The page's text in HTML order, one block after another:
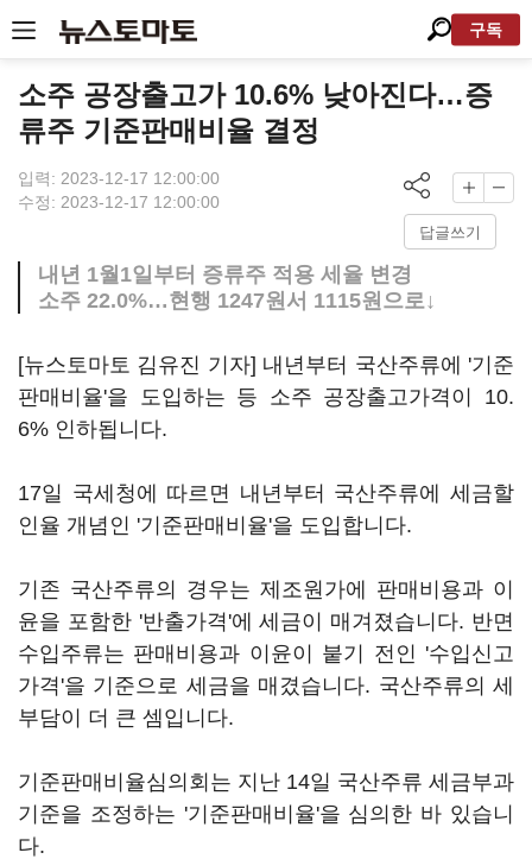
구독
소주 공장출고가 10.6% 낮아진다…증
류주 기준판매비율 결정
입력: 2023-12-17 12:00:00
수정: 2023-12-17 12:00:00
답글쓰기
내년 1월1일부터 증류주 적용 세율 변경
소주 22.0%…현행 1247원서 1115원으로↓
[뉴스토마토 김유진 기자] 내년부터 국산주류에 '기준
판매비율'을 도입하는 등 소주 공장출고가격이 10.
6% 인하됩니다.
17일 국세청에 따르면 내년부터 국산주류에 세금할
인율 개념인 '기준판매비율'을 도입합니다.
기존 국산주류의 경우는 제조원가에 판매비용과 이
윤을 포함한 '반출가격'에 세금이 매겨졌습니다. 반면
수입주류는 판매비용과 이윤이 붙기 전인 '수입신고
가격'을 기준으로 세금을 매겼습니다. 국산주류의 세
부담이 더 큰 셈입니다.
기준판매비율심의회는 지난 14일 국산주류 세금부과
기준을 조정하는 '기준판매비율'을 심의한 바 있습니
다.